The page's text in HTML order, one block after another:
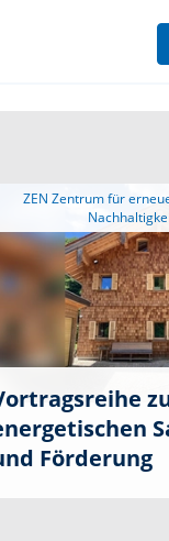
ZEN Zentrum für erneuerbare Energien und
Förderung